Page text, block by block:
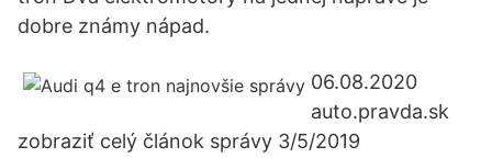
dobre známy nápad.
06.08.2020
auto.pravda.sk
zobraziť celý článok správy 3/5/2019